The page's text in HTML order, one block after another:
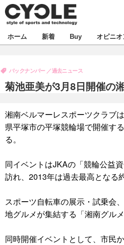
デバイス
イベント
エンタメ
ホーム 新着 Buy オピニオ
菊池亜美が3月8日開催の
バックナンバー 過去ニュース
湘南ベルマーレスポーツクラブ
県平塚市の平塚競輪場で開催す
る。
同イベントはJKAの「競輪公益
訪れ、2013年は過去最高となる
スポーツ自転車の展示・試乗会
地グルメが集結する「湘南グル
同時開催イベントとして、市民